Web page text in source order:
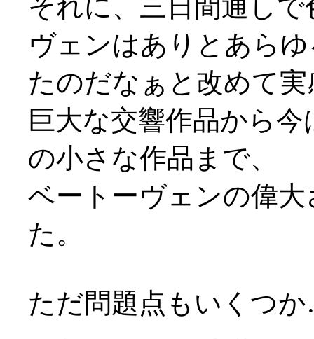
それに、三日間通し
ヴェンはありとあら
たのだなぁと改めて
巨大な交響作品から
の小さな作品まで、
ベートーヴェンの偉
た。
ただ問題点もいくつ